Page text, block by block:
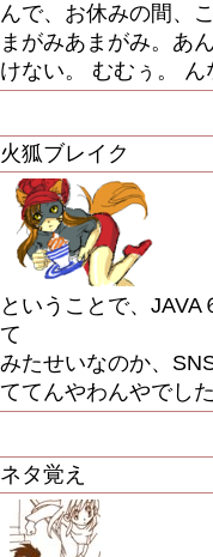
んで、お休みの間、
まがみあまがみ。あ
けない。 むむぅ。
火狐ブレイク
ということで、
て
みたせいなのか、
ててんやわんやでし
ネタ覚え